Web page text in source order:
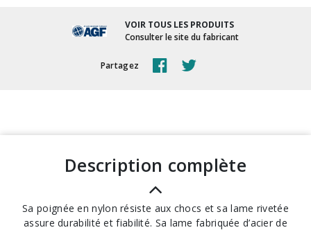
VOIR TOUS LES PRODUITS
Consulter le site du fabricant
Partagez
description complète
Sa poignée en nylon résiste aux chocs et sa lame rivetée
assure durabilité et fiabilité. Sa lame fabriquée d’acier de